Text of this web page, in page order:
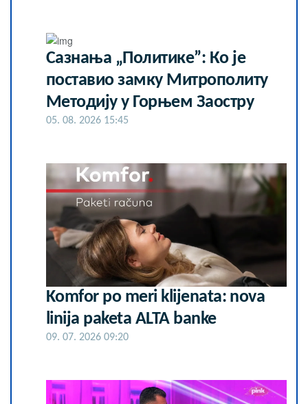
Сазнања „Политике”: Ко је
поставио замку Митрополиту
Методију у Горњем Заостру
05. 08. 2026 15:45
Komfor po meri klijenata: nova
linija paketa ALTA banke
09. 07. 2026 09:20